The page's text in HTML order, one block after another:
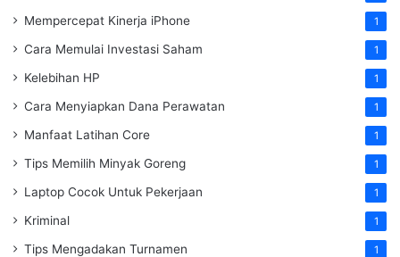
Mempercepat Kinerja iPhone 1
Cara Memulai Investasi Saham 1
Kelebihan HP 1
Cara Menyiapkan Dana Perawatan 1
Manfaat Latihan Core 1
Tips Memilih Minyak Goreng 1
Laptop Cocok Untuk Pekerjaan 1
Kriminal 1
Tips Mengadakan Turnamen 1